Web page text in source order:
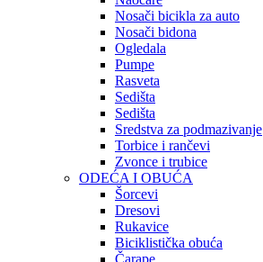
Nosači bicikla za auto
Nosači bidona
Ogledala
Pumpe
Rasveta
Sedišta
Sedišta
Sredstva za podmazivanje
Torbice i rančevi
Zvonce i trubice
ODEĆA I OBUĆA
Šorcevi
Dresovi
Rukavice
Biciklistička obuća
Čarape